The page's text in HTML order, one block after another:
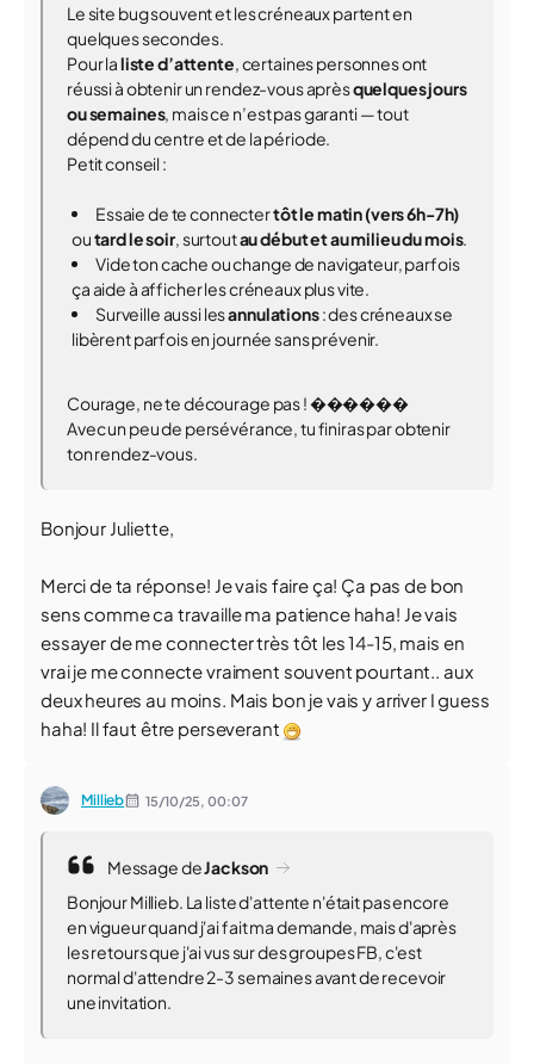
Le site bug souvent et les créneaux partent en
quelques secondes.
Pour laliste d’attente, certaines personnes ont
réussi à obtenir un rendez-vous aprèsquelques jours
ou semaines, mais ce n’est pas garanti — tout
dépend du centre et de la période.
Petit conseil :
Essaie de te connectertôt le matin (vers 6h-7h)
outard le soir, surtoutau début et au milieu du mois.
Vide ton cache ou change de navigateur, parfois
ça aide à afficher les créneaux plus vite.
Surveille aussi lesannulations: des créneaux se
libèrent parfois en journée sans prévenir.
Courage, ne te décourage pas ! ������
Avec un peu de persévérance, tu finiras par obtenir
ton rendez-vous.
Bonjour Juliette,
Merci de ta réponse! Je vais faire ça! Ça pas de bon
sens comme ca travaille ma patience haha! Je vais
essayer de me connecter très tôt les 14-15, mais en
vrai je me connecte vraiment souvent pourtant.. aux
deux heures au moins. Mais bon je vais y arriver I guess
haha! Il faut être perseverant
Millieb 15/10/25,00:07
Message deJackson
Bonjour Millieb. La liste d'attente n'était pas encore
en vigueur quand j'ai fait ma demande, mais d'après
les retours que j'ai vus sur des groupes FB, c'est
normal d'attendre 2-3 semaines avant de recevoir
une invitation.